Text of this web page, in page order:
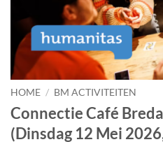
HOME / BM ACTIVITEITEN
Connectie Café
(Dinsdag 12 Mei